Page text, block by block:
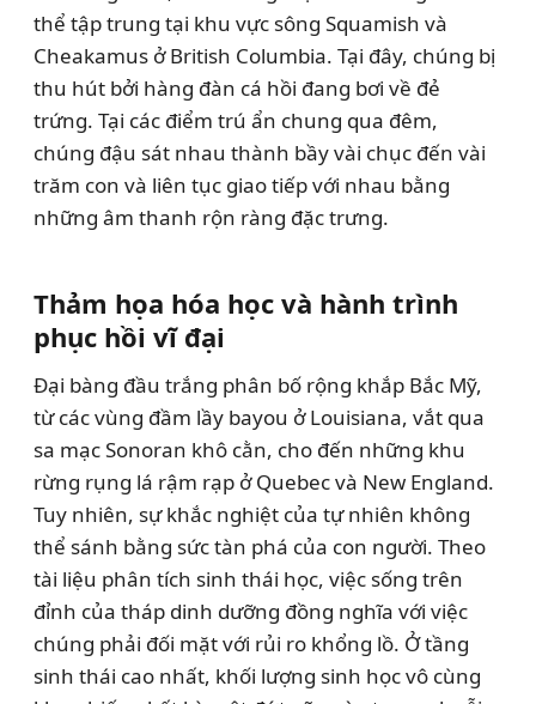
thể tập trung tại khu vực sông Squamish và
Cheakamus ở British Columbia. Tại đây, chúng bị
thu hút bởi hàng đàn cá hồi đang bơi về đẻ
trứng. Tại các điểm trú ẩn chung qua đêm,
chúng đậu sát nhau thành bầy vài chục đến vài
trăm con và liên tục giao tiếp với nhau bằng
những âm thanh rộn ràng đặc trưng.
Thảm họa hóa học và hành trình
phục hồi vĩ đại
Đại bàng đầu trắng phân bố rộng khắp Bắc Mỹ,
từ các vùng đầm lầy bayou ở Louisiana, vắt qua
sa mạc Sonoran khô cằn, cho đến những khu
rừng rụng lá rậm rạp ở Quebec và New England.
Tuy nhiên, sự khắc nghiệt của tự nhiên không
thể sánh bằng sức tàn phá của con người. Theo
tài liệu phân tích sinh thái học, việc sống trên
đỉnh của tháp dinh dưỡng đồng nghĩa với việc
chúng phải đối mặt với rủi ro khổng lồ. Ở tầng
sinh thái cao nhất, khối lượng sinh học vô cùng